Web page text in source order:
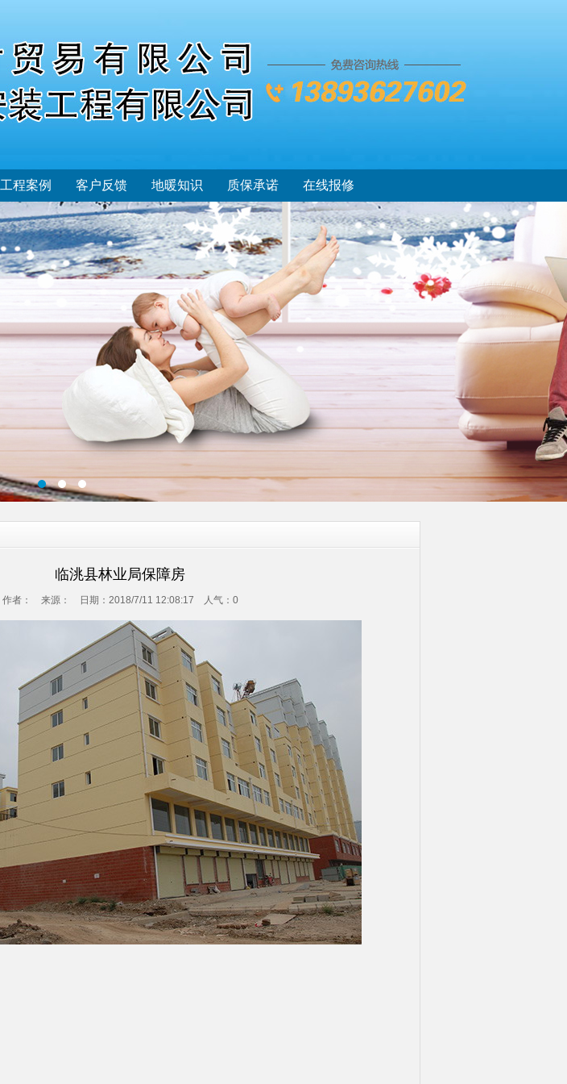
工程案例 客户反馈 地暖知识 质保承诺 在线报修
临洮县林业局保障房
作者： 来源： 日期：2018/7/11 12:08:17 人气： 0